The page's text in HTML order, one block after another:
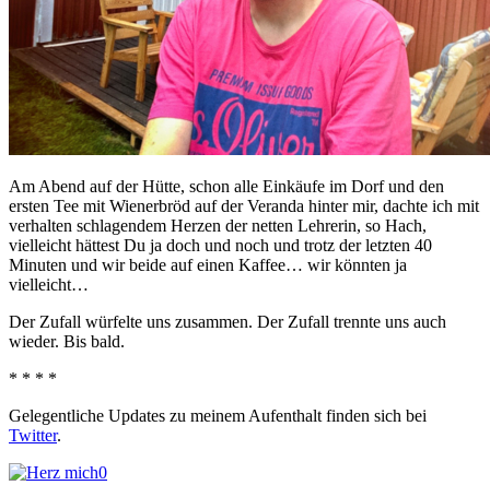
Am Abend auf der Hütte, schon alle Einkäufe im Dorf und den
ersten Tee mit Wienerbröd auf der Veranda hinter mir, dachte ich mit
verhalten schlagendem Herzen der netten Lehrerin, so Hach,
vielleicht hättest Du ja doch und noch und trotz der letzten 40
Minuten und wir beide auf einen Kaffee… wir könnten ja
vielleicht…
Der Zufall würfelte uns zusammen. Der Zufall trennte uns auch
wieder. Bis bald.
* * * *
Gelegentliche Updates zu meinem Aufenthalt finden sich bei
Twitter.
0